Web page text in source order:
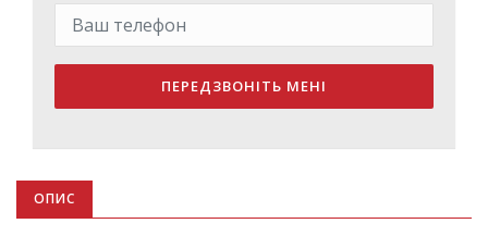
ПЕРЕДЗВОНІТЬ МЕНІ
ОПИС